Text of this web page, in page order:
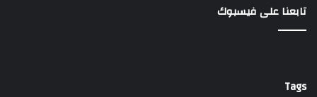
تابعنا على فيسبوك
Tags